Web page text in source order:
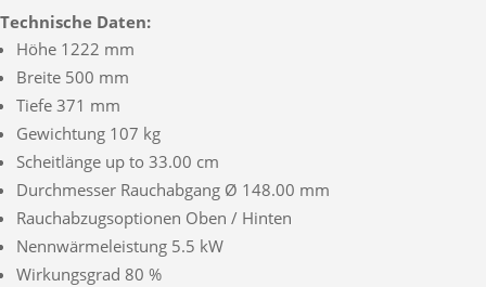
Technische Daten:
Höhe 1222 mm
Breite 500 mm
Tiefe 371 mm
Gewichtung 107 kg
Scheitlänge up to 33.00 cm
Durchmesser Rauchabgang Ø 148.00 mm
Rauchabzugsoptionen Oben / Hinten
Nennwärmeleistung 5.5 kW
Wirkungsgrad 80 %